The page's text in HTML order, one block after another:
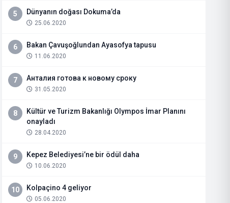
5 Dünyanın doğası Dokuma’da
25.06.2020
6 Bakan Çavuşoğlundan Ayasofya tapusu
11.06.2020
7 Анталия готова к новому сроку
31.05.2020
8
Kültür ve Turizm Bakanlığı Olympos İmar Planını
onayladı
28.04.2020
9 Kepez Belediyesi’ne bir ödül daha
10.06.2020
10 Kolpaçino 4 geliyor
05.06.2020